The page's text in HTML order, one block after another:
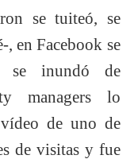
se tuiteó, se
en Facebook se
se inundó de
managers lo
de uno de
de visitas y fue